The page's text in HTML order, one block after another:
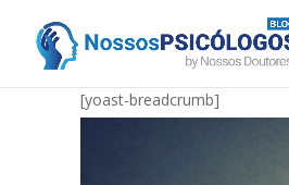
[yoast-breadcrumb]